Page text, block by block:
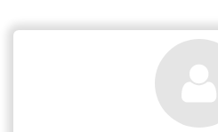
Google Play Store !